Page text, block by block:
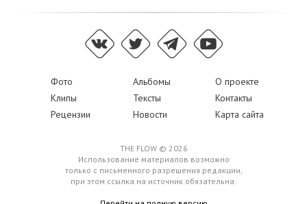
Фото Альбомы
О проекте
Клипы
Тексты
Контакты
Рецензии
Новости Карта сайта
THE FLOW © 2026
Использование материалов возможно
только с письменного разрешения редакции,
при этом ссылка на источник обязательна.